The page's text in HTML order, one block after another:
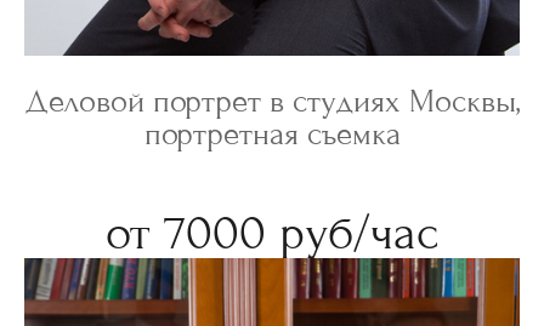
Деловой портрет в студиях Москвы,
портретная съемка
от 7000 руб/час